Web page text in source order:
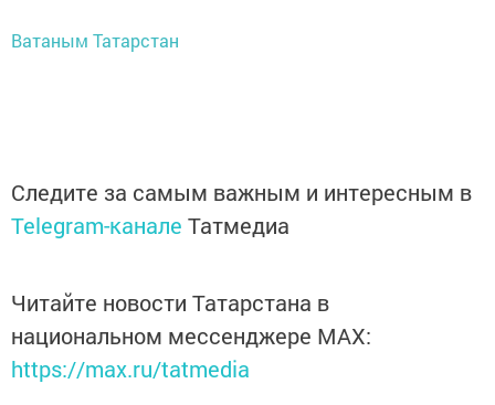
Ватаным Татарстан
Следите за самым важным и интересным в
Telegram-канале Татмедиа
Читайте новости Татарстана в
национальном мессенджере MАХ:
https://max.ru/tatmedia